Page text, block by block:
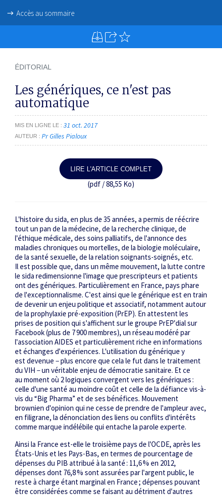
Accès au sommaire
ÉDITORIAL
Les génériques, ce n'est pas
automatique
MIS EN LIGNE LE 31 oct. 2017
AUTEUR Pr Gilles Pialoux
LIRE L'ARTICLE COMPLET
(pdf / 88,55 Ko)
L'histoire du sida, en plus de 35 années, a permis de réécrire
tout un pan de la médecine, de la recherche clinique, de
l'éthique médicale, des soins palliatifs, de l'annonce des
maladies chroniques ou mortelles, de la biologie moléculaire,
de la santé sexuelle, de la relation soignants-soignés, etc.
Il est possible que, dans un même mouvement, la lutte contre
le sida redimensionne l'image que prescripteurs et patients
ont des génériques. Particulièrement en France, pays phare
de l'exceptionnalisme. C'est ainsi que le générique est en train
de devenir un enjeu politique et associatif, notamment autour
de la prophylaxie pré-exposition (PrEP). En attestent les
prises de position qui s'affichent sur le groupe PrEP'dial sur
Facebook (plus de 7 900 membres), un réseau modéré par
l'association AIDES et particulièrement riche en informations
et échanges d'expériences. L'utilisation du générique y
est devenue − plus encore que cela le fut dans le traitement
du VIH − un véritable enjeu de démocratie sanitaire. Et ce
au moment où 2 logiques convergent vers les génériques :
celle d'une santé au moindre coût et celle de la défiance vis-à-
vis du “Big Pharma” et de ses bénéfices. Mouvement
brownien d'opinion qui ne cesse de prendre de l'ampleur avec,
en filigrane, la dénonciation des liens ou conflits d'intérêts
comme marque indélébile qui entache la parole experte.
Ainsi la France est-elle le troisième pays de l'OCDE, après les
États-Unis et les Pays-Bas, en termes de pourcentage de
dépenses du PIB attribué à la santé : 11,6 % en 2012,
dépenses dont 76,8 % sont assurées par l'argent public, le
reste à charge étant marginal en France ; dépenses pouvant
être considérées comme se faisant au détriment d'autres